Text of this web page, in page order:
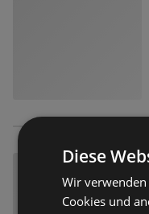
Diese
Wir
Cookies und